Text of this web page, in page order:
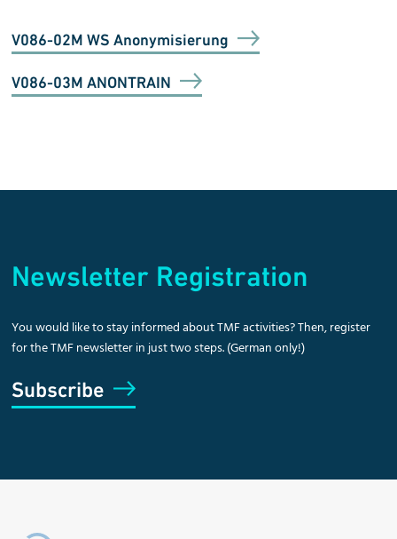
V086-02M WS Anonymisierung
V086-03M ANONTRAIN
Newsletter Registration
You would like to stay informed about TMF activities? Then, register
for the TMF newsletter in just two steps. (German only!)
Subscribe